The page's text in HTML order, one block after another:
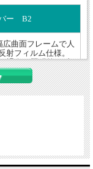
バー B2
曲面フレームで人
射フィルム仕様。
退色と照明等の反
を回転するだけの使
カット率95％以上